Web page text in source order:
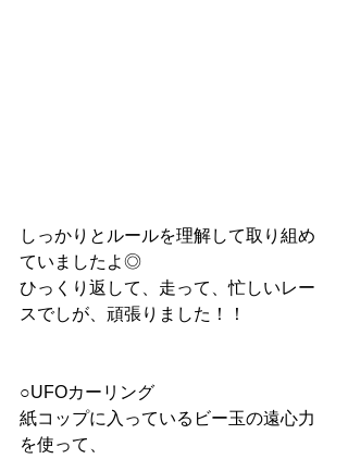
しっかりとルールを理解して取り組め
ていましたよ◎
ひっくり返して、走って、忙しいレー
スでしが、頑張りました！！
○UFOカーリング
紙コップに入っているビー玉の遠心力
を使って、